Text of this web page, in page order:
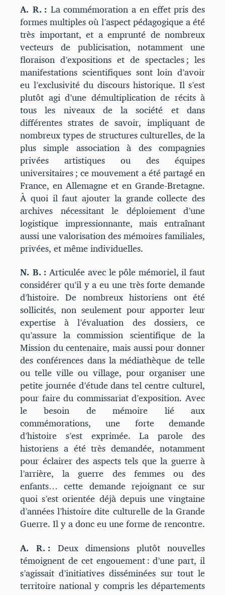
A. R. : La commémoration a en effet pris des
formes multiples où l’aspect pédagogique a été
très important, et a emprunté de nombreux
vecteurs de publicisation, notamment une
floraison d’expositions et de spectacles ; les
manifestations scientifiques sont loin d’avoir
eu l’exclusivité du discours historique. Il s’est
plutôt agi d’une démultiplication de récits à
tous les niveaux de la société et dans
différentes strates de savoir, impliquant de
nombreux types de structures culturelles, de la
plus simple association à des compagnies
privées artistiques ou des équipes
universitaires ; ce mouvement a été partagé en
France, en Allemagne et en Grande-Bretagne.
À quoi il faut ajouter la grande collecte des
archives nécessitant le déploiement d’une
logistique impressionnante, mais entraînant
aussi une valorisation des mémoires familiales,
privées, et même individuelles.
N. B. :Articulée avec le pôle mémoriel, il faut
considérer qu’il y a eu une très forte demande
d’histoire. De nombreux historiens ont été
sollicités, non seulement pour apporter leur
expertise à l’évaluation des dossiers, ce
qu’assure la commission scientifique de la
Mission du centenaire, mais aussi pour donner
des conférences dans la médiathèque de telle
ou telle ville ou village, pour organiser une
petite journée d’étude dans tel centre culturel,
pour faire du commissariat d’exposition. Avec
le besoin de mémoire lié aux
commémorations, une forte demande
d’histoire s’est exprimée. La parole des
historiens a été très demandée, notamment
pour éclairer des aspects tels que la guerre à
l’arrière, la guerre des femmes ou des
enfants… cette demande rejoignant ce sur
quoi s’est orientée déjà depuis une vingtaine
d’années l’histoire dite culturelle de la Grande
Guerre. Il y a donc eu une forme de rencontre.
A. R. : Deux dimensions plutôt nouvelles
témoignent de cet engouement : d’une part, il
s’agissait d’initiatives disséminées sur tout le
territoire national y compris les départements